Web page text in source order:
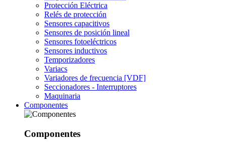
Protección Eléctrica
Relés de protección
Sensores capacitivos
Sensores de posición lineal
Sensores fotoeléctricos
Sensores inductivos
Temporizadores
Variacs
Variadores de frecuencia [VDF]
Seccionadores - Interruptores
Maquinaria
Componentes
Componentes